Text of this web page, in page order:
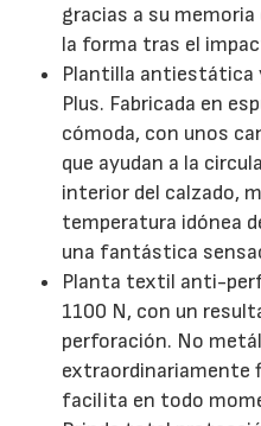
gracias a su
la forma tras el
Plantilla antiestática
Plus. Fabricada en
cómoda, con unos
que ayudan a la
interior del calzado,
temperatura idónea
una fantástica
Planta textil anti-
1100 N, con un
perforación. No
extraordinariamente
facilita en todo